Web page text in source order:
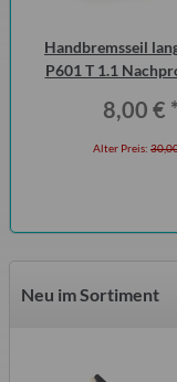
Handbremsseil
P601 T 1.1
8,00 € *
Alter Preis:
Neu im Sortiment